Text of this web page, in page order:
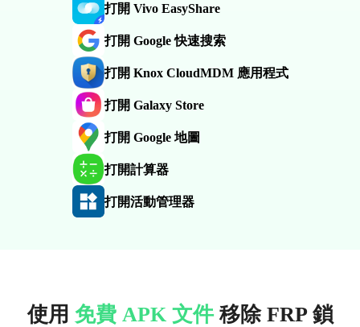
打開 Vivo EasyShare
打開 Google 快速搜索
打開 Knox CloudMDM 應用程式
打開 Galaxy Store
打開 Google 地圖
打開計算器
打開活動管理器
使用 免費 APK 文件移除 FRP 鎖